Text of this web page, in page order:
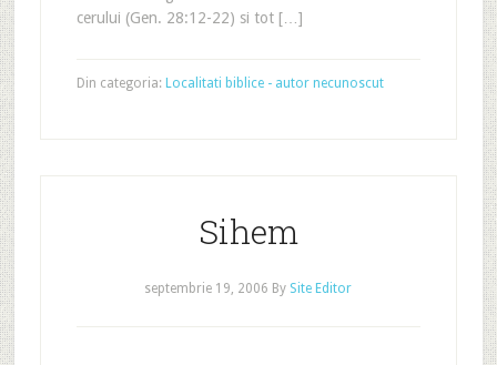
cerului (Gen. 28:12-22) si tot […]
Din categoria: Localitati biblice - autor necunoscut
Sihem
septembrie 19, 2006 By Site Editor